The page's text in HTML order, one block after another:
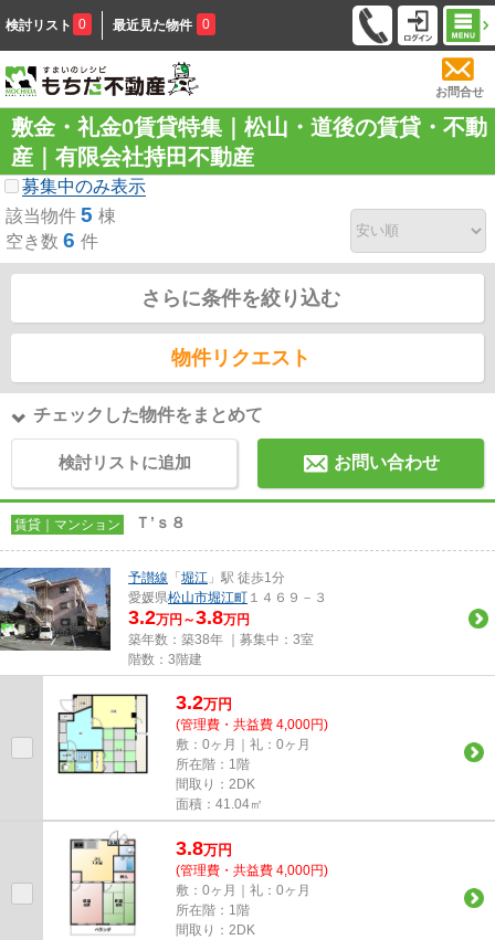
検討リスト 0 最近見た物件 0
お問合せ
敷金・礼金0賃貸特集｜松山・道後の賃貸・不動
産｜有限会社持田不動産
募集中のみ表示
該当物件 5 棟
空き数 6 件
さらに条件を絞り込む
物件リクエスト
チェックした物件をまとめて
検討リストに追加 お問い合わせ
賃貸｜マンション Ｔ’ｓ８
予讃線 「 堀江 」駅 徒歩1分
愛媛県松山市堀江町 １４６９－３
3.2万円～3.8万円
築年数：築38年 ｜募集中： 3室
階数：3階建
3.2万円
(管理費・共益費 4,000円)
敷：0ヶ月｜礼：0ヶ月
所在階：1階
間取り：2DK
面積：41.04㎡
3.8万円
(管理費・共益費 4,000円)
敷：0ヶ月｜礼：0ヶ月
所在階：1階
間取り：2DK